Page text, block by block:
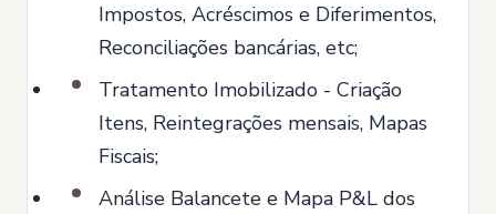
Impostos, Acréscimos e Diferimentos,
Reconciliações bancárias, etc;
Tratamento Imobilizado - Criação
Itens, Reintegrações mensais, Mapas
Fiscais;
Análise Balancete e Mapa P&L dos